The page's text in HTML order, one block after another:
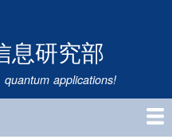
息研究部
applications!